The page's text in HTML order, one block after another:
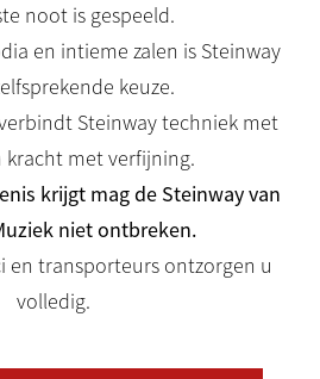
noot is gespeeld.
en intieme zalen is Steinway
keuze.
Steinway techniek met
kracht met verfijning.
krijgt mag de Steinway van
niet ontbreken.
en transporteurs ontzorgen u
volledig.